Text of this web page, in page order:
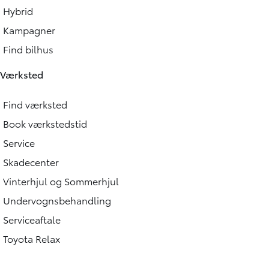
Hybrid
Kampagner
Find bilhus
Værksted
Find værksted
Book værkstedstid
Service
Skadecenter
Vinterhjul og Sommerhjul
Undervognsbehandling
Serviceaftale
Toyota Relax